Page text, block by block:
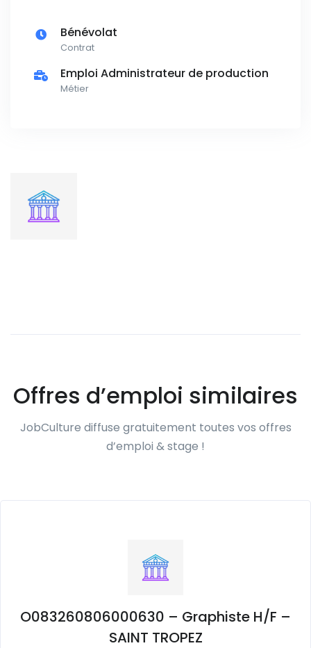
Bénévolat
Contrat
Emploi Administrateur de production
Métier
Offres d’emploi similaires
JobCulture diffuse gratuitement toutes vos offres
d’emploi & stage !
O083260806000630 – Graphiste H/F –
SAINT TROPEZ